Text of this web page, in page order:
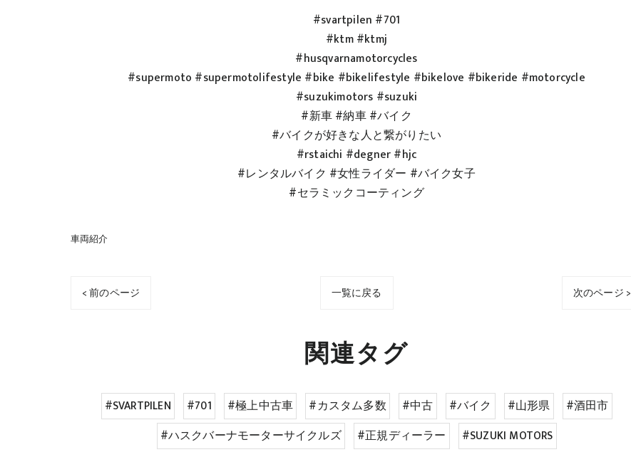
#svartpilen #701
#ktm #ktmj
#husqvarnamotorcycles
#supermoto #supermotolifestyle #bike #bikelifestyle #bikelove #bikeride #motorcycle
#suzukimotors #suzuki
#新車 #納車 #バイク
#バイクが好きな人と繋がりたい
#rstaichi #degner #hjc
#レンタルバイク #女性ライダー #バイク女子
#セラミックコーティング
車両紹介
< 前のページ 一覧に戻る 次のページ >
関連タグ
#SVARTPILEN #701 #極上中古車 #カスタム多数 #中古 #バイク #山形県
#酒田市
#ハスクバーナモーターサイクルズ
#正規ディーラー #SUZUKI MOTORS